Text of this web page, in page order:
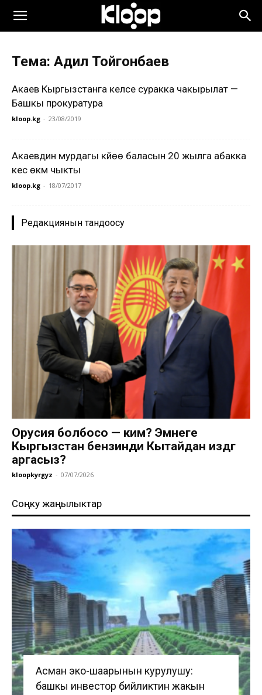
Тема: Адил Тойгонбаев
Акаев Кыргызстанга келсе суракка чакырылат —
Башкы прокуратура
kloop.kg - 23/08/2019
Акаевдин мурдагы күйөө баласын 20 жылга абакка
кесүү өкүмү чыкты
kloop.kg - 18/07/2017
Редакциянын тандоосу
Орусия болбосо — ким? Эмнеге
Кыргызстан бензинди Кытайдан издөөгө
аргасыз?
kloopkyrgyz - 07/07/2026
Соңку жаңылыктар
Асман эко-шаарынын курулушу:
башкы инвестор бийликтин жакын